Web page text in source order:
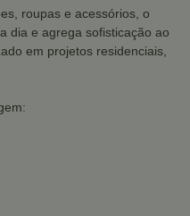
roupas e acessórios, o
dia e agrega sofisticação ao
em projetos residenciais,